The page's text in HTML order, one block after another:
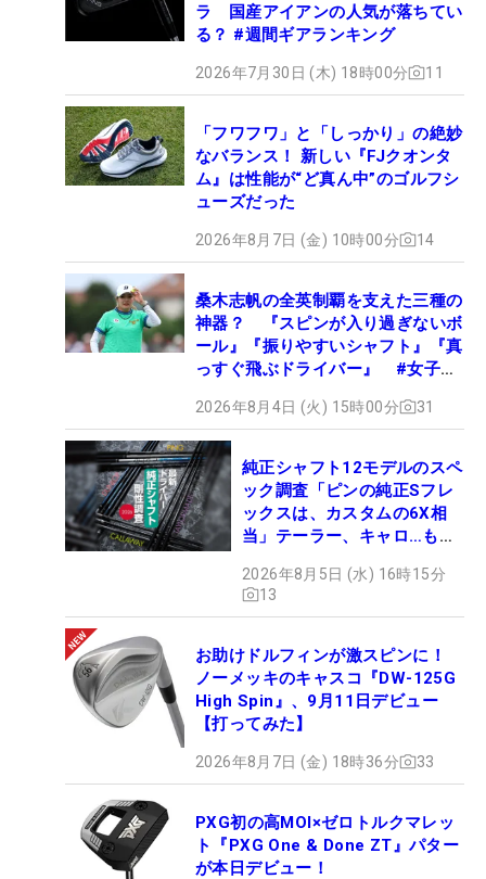
ラ 国産アイアンの人気が落ちてい
る？ #週間ギアランキング
2026年7月30日 (木) 18時00分 11
「フワフワ」と「しっかり」の絶妙
なバランス！ 新しい『FJクオンタ
ム』は性能が“ど真ん中”のゴルフシ
ューズだった
2026年8月7日 (金) 10時00分 14
桑木志帆の全英制覇を支えた三種の
神器？ 『スピンが入り過ぎないボ
ール』『振りやすいシャフト』『真
っすぐ飛ぶドライバー』 #女子プ
2026年8月4日 (火) 15時00分 31
純正シャフト12モデルのスペ
ック調査「ピンの純正Sフレ
ックスは、カスタムの6X相
当」テーラー、キャロ…もチ
2026年8月5日 (水) 16時15分
13
お助けドルフィンが激スピンに！
ノーメッキのキャスコ『DW-125G
High Spin』、9月11日デビュー
【打ってみた】
2026年8月7日 (金) 18時36分 33
PXG初の高MOI×ゼロトルクマレッ
ト『PXG One & Done ZT』パター
が本日デビュー！